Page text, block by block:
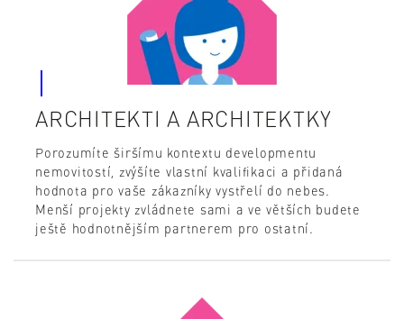
ARCHITEKTI A ARCHITEKTKY
Porozumíte širšímu kontextu developmentu
nemovitostí, zvýšíte vlastní kvalifikaci a přidaná
hodnota pro vaše zákazníky vystřelí do nebes.
Menší projekty zvládnete sami a ve větších budete
ještě hodnotnějším partnerem pro ostatní.